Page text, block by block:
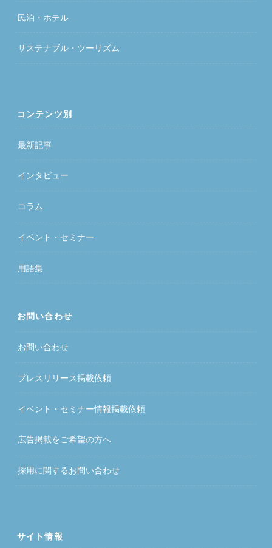
民泊・ホテル
サステナブル・ツーリズム
コンテンツ別
最新記事
インタビュー
コラム
イベント・セミナー
用語集
お問い合わせ
お問い合わせ
プレスリリース掲載依頼
イベント・セミナー情報掲載依頼
広告掲載をご希望の方へ
採用に関するお問い合わせ
サイト情報